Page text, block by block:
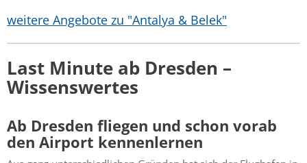
weitere Angebote zu "Antalya & Belek"
Last Minute ab Dresden –
Wissenswertes
Ab Dresden fliegen und schon vorab
den Airport kennenlernen